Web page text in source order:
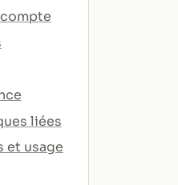
liées
et usage